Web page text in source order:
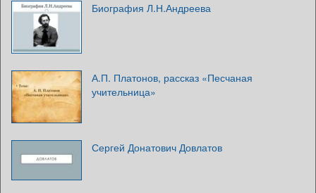
Биография Л.Н.Андреева
А.П. Платонов, рассказ «Песчаная
учительница»
Сергей Донатович Довлатов